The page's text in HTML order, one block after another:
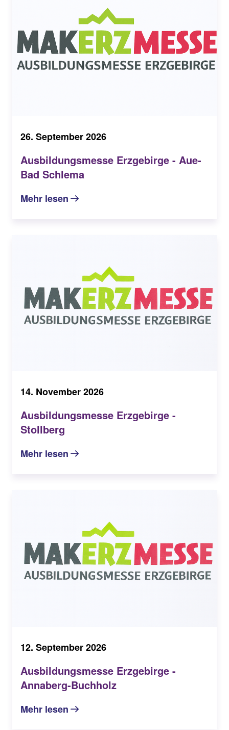
26. September 2026
Ausbildungsmesse Erzgebirge - Aue-
Bad Schlema
Mehr lesen
14. November 2026
Ausbildungsmesse Erzgebirge -
Stollberg
Mehr lesen
12. September 2026
Ausbildungsmesse Erzgebirge -
Annaberg-Buchholz
Mehr lesen